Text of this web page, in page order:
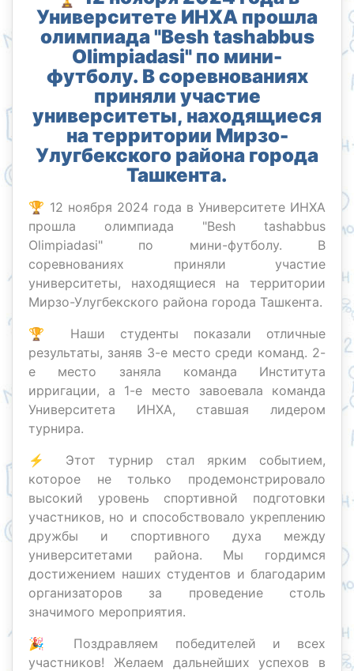
Университете ИНХА прошла
олимпиада "Besh tashabbus
Olimpiadasi" по мини-
футболу. В соревнованиях
приняли участие
университеты, находящиеся
на территории Мирзо-
Улугбекского района города
Ташкента.
🏆 12 ноября 2024 года в Университете ИНХА
прошла олимпиада "Besh tashabbus
Olimpiadasi" по мини-футболу. В
соревнованиях приняли участие
университеты, находящиеся на территории
Мирзо-Улугбекского района города Ташкента.
🏆 Наши студенты показали отличные
результаты, заняв 3-е место среди команд. 2-
е место заняла команда Института
ирригации, а 1-е место завоевала команда
Университета ИНХА, ставшая лидером
турнира.
⚡️ Этот турнир стал ярким событием,
которое не только продемонстрировало
высокий уровень спортивной подготовки
участников, но и способствовало укреплению
дружбы и спортивного духа между
университетами района. Мы гордимся
достижением наших студентов и благодарим
организаторов за проведение столь
значимого мероприятия.
🎉 Поздравляем победителей и всех
участников! Желаем дальнейших успехов в